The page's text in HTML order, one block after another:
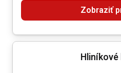
Zobraziť
Hliníkové